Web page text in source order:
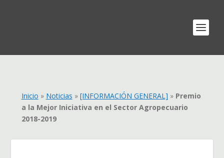
Inicio » Noticias » [INFORMACIÓN GENERAL] » Premio
a la Mejor Iniciativa en el Sector Agropecuario
2018-2019